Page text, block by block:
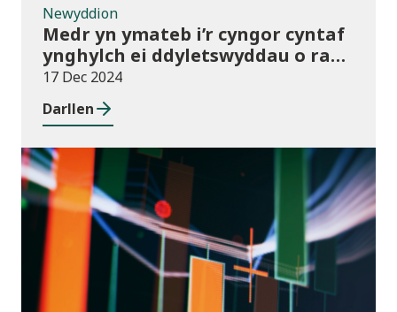
Newyddion
Medr yn ymateb i’r cyngor cyntaf
ynghylch ei ddyletswyddau o ran
y Gymraeg
17 Dec 2024
Darllen
Newyddion